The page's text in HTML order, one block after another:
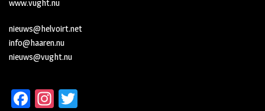
www.vught.nu
nieuws@helvoirt.net
info@haaren.nu
nieuws@vught.nu
Fa In